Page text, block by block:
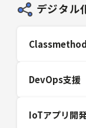
デジタル
DevOps支援
IoTアプリ開